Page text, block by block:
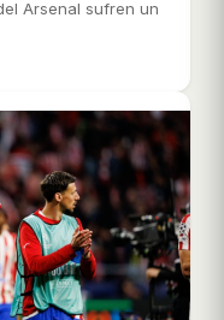
Arsenal sufren un